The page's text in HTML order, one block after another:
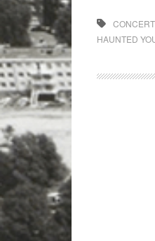
HAUNTED